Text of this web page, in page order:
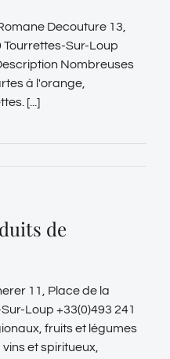
Decouture 13,
Tourrettes-Sur-Loup
Nombreuses
à l'orange,
[...]
de
11, Place de la
Loup +33(0)493 241
fruits et légumes
et spiritueux,